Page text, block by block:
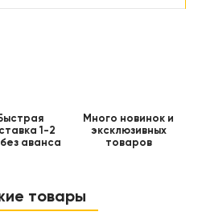
1-2
аванса
Много новинок и
эксклюзивных
товаров
товары